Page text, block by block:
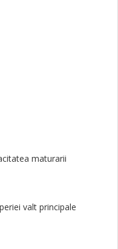
maturarii
valt principale